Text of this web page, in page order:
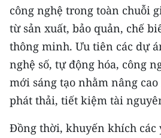
TIN MỚI
TIN ĐỊA PHƯƠNG
Trung du và miền núi phía Bắc
Đồng bằng sông Hồng
Bắc Trung Bộ
công nghệ trong toàn chuỗi
từ sản xuất, bảo quản, chế
thông minh. Ưu tiên các dự
nghệ số, tự động hóa, công
mới sáng tạo nhằm nâng
phát thải, tiết kiệm tài
Đồng thời, khuyến khích các